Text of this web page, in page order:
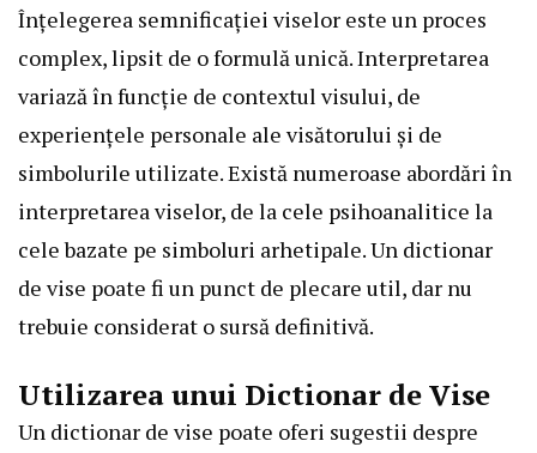
Înțelegerea semnificației viselor este un proces
complex, lipsit de o formulă unică. Interpretarea
variază în funcție de contextul visului, de
experiențele personale ale visătorului și de
simbolurile utilizate. Există numeroase abordări în
interpretarea viselor, de la cele psihoanalitice la
cele bazate pe simboluri arhetipale. Un dictionar
de vise poate fi un punct de plecare util, dar nu
trebuie considerat o sursă definitivă.
Utilizarea unui Dictionar de Vise
Un dictionar de vise poate oferi sugestii despre